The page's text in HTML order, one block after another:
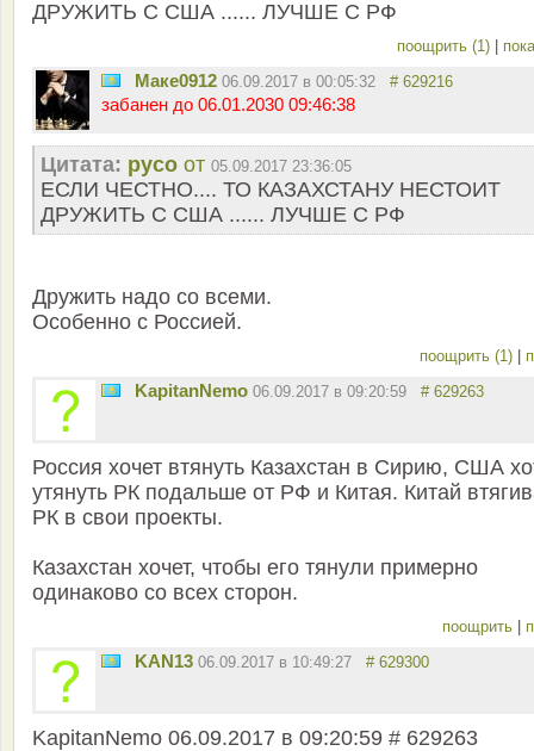
ДРУЖИТЬ С США ...... ЛУЧШЕ С РФ
поощрить (1)
Маке0912 06.09.2017 в 00:05:32 # 629216
забанен до 06.01.2030 09:46:38
Цитата: русо от 05.09.2017 23:36:05
ЕСЛИ ЧЕСТНО.... ТО КАЗАХСТАНУ НЕСТОИТ
ДРУЖИТЬ С США ...... ЛУЧШЕ С РФ
Дружить надо со всеми.
Особенно с Россией.
поощрить (1)
KapitanNemo 06.09.2017 в 09:20:59 # 629263
Россия хочет втянуть Казахстан в Сирию, США
утянуть РК подальше от РФ и Китая. Китай
РК в свои проекты.
Казахстан хочет, чтобы его тянули примерно
одинаково со всех сторон.
поощрить
KAN13 06.09.2017 в 10:49:27 # 629300
KapitanNemo 06.09.2017 в 09:20:59 # 629263